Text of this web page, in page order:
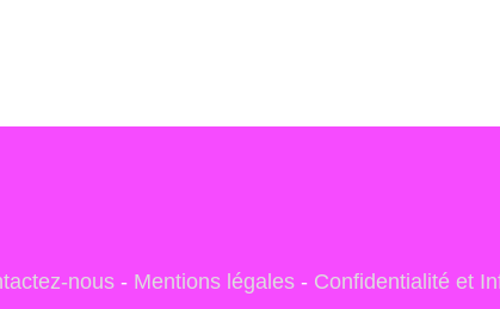
nous- Mentions légales- Confidentialité et